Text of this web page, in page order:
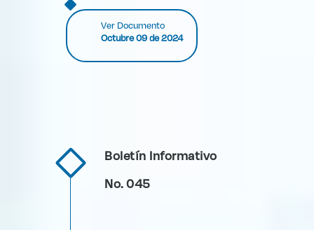
Ver Documento
Octubre 09 de 2024
Boletín Informativo
No. 045